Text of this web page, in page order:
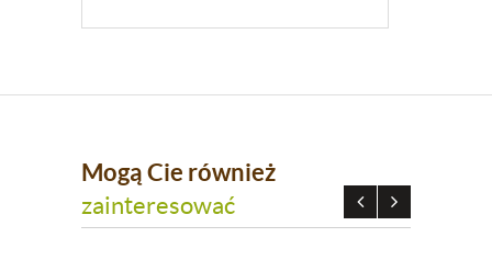
Mogą Cie również
zainteresować